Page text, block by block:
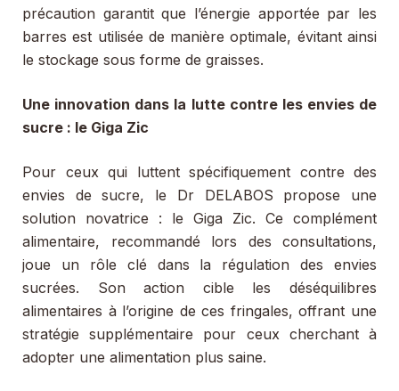
précaution garantit que l’énergie apportée par les
barres est utilisée de manière optimale, évitant ainsi
le stockage sous forme de graisses.
Une innovation dans la lutte contre les envies de
sucre : le Giga Zic
Pour ceux qui luttent spécifiquement contre des
envies de sucre, le Dr DELABOS propose une
solution novatrice : le Giga Zic. Ce complément
alimentaire, recommandé lors des consultations,
joue un rôle clé dans la régulation des envies
sucrées. Son action cible les déséquilibres
alimentaires à l’origine de ces fringales, offrant une
stratégie supplémentaire pour ceux cherchant à
adopter une alimentation plus saine.